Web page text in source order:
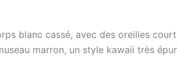
blanc cassé, avec des oreilles
marron, un style kawaii très